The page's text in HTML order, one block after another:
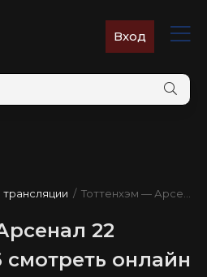
Вход
/ Тоттенхэм — Арсенал
22
онлайн